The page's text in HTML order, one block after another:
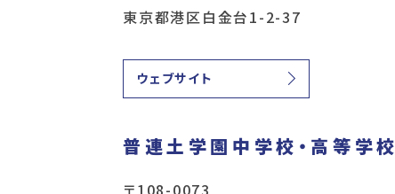
東京都港区白金台1-2-37
ウェブサイト
普連土学園中学校・高等学校